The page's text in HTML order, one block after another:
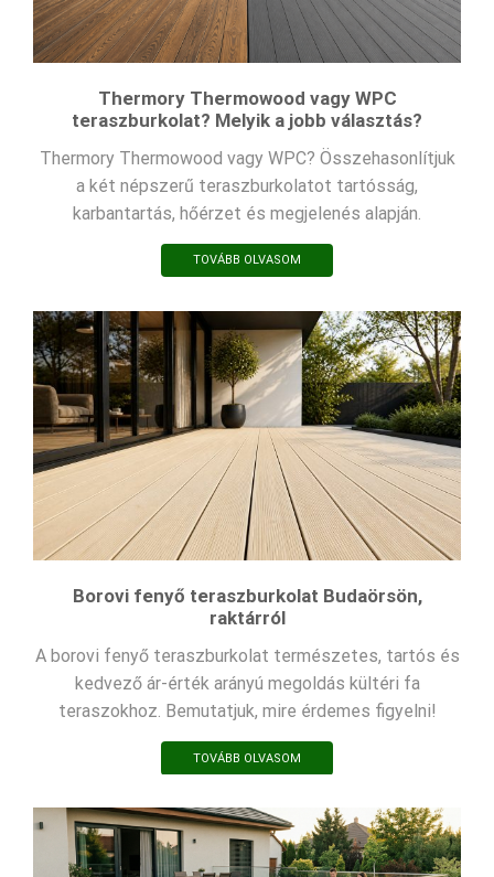
Thermory Thermowood vagy WPC
teraszburkolat? Melyik a jobb választás?
Thermory Thermowood vagy WPC? Összehasonlítjuk
a két népszerű teraszburkolatot tartósság,
karbantartás, hőérzet és megjelenés alapján.
TOVÁBB OLVASOM
Borovi fenyő teraszburkolat Budaörsön,
raktárról
A borovi fenyő teraszburkolat természetes, tartós és
kedvező ár-érték arányú megoldás kültéri fa
teraszokhoz. Bemutatjuk, mire érdemes figyelni!
TOVÁBB OLVASOM